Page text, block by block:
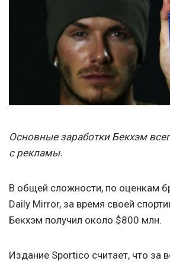
Основные заработки Бекхэм
с рекламы.
В общей сложности, по оценкам
Daily Mirror, за время своей
Бекхэм получил около $800 млн.
Издание Sportico считает, что за